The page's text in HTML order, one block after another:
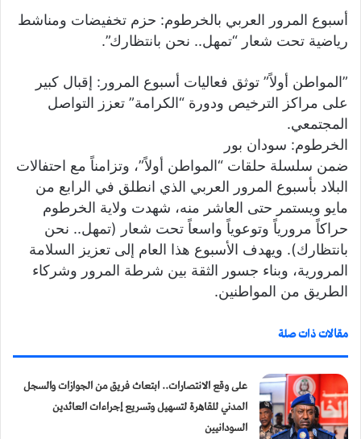
أسبوع المرور العربي بالخرطوم: حزم تخفيضات ومناشط
رياضية تحت شعار “تمهل.. نحن بانتظارك”.
​”المواطن أولاً” توثق فعاليات أسبوع المرور: إقبال كبير
على مراكز الترخيص ودورة “الكرامة” تعزز التواصل
المجتمعي.
​الخرطوم: سودان بور
ضمن سلسلة حلقات “المواطن أولاً”، وتزامناً مع احتفالات
البلاد بأسبوع المرور العربي الذي انطلق في الرابع من
مايو ويستمر حتى العاشر منه، شهدت ولاية الخرطوم
حراكاً مرورياً وتوعوياً واسعاً تحت شعار (تمهل.. نحن
بانتظارك). ويهدف الأسبوع هذا العام إلى تعزيز السلامة
المرورية، وبناء جسور الثقة بين شرطة المرور وشركاء
الطريق من المواطنين.
مقالات ذات صلة
​على وقع الانتصارات.. ابتعاث فريق من الجوازات والسجل
المدني للقاهرة لتسهيل وتسريع إجراءات العائدين
السودانيين